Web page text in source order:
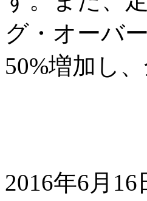
グ・オーバ
50%増加し
2016年6月